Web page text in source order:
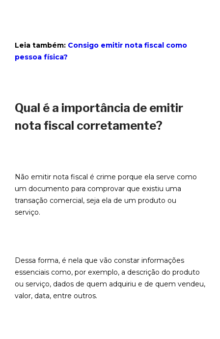
Leia também: Consigo emitir nota fiscal como
pessoa física?
Qual é a importância de emitir
nota fiscal corretamente?
Não emitir nota fiscal é crime porque ela serve como
um documento para comprovar que existiu uma
transação comercial, seja ela de um produto ou
serviço.
Dessa forma, é nela que vão constar informações
essenciais como, por exemplo, a descrição do produto
ou serviço, dados de quem adquiriu e de quem vendeu,
valor, data, entre outros.